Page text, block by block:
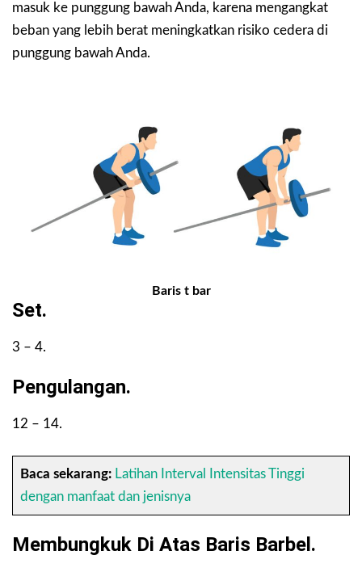
masuk ke punggung bawah Anda, karena mengangkat
beban yang lebih berat meningkatkan risiko cedera di
punggung bawah Anda.
Baris t bar
Set.
3 – 4.
Pengulangan.
12 – 14.
Baca sekarang: Latihan Interval Intensitas Tinggi
dengan manfaat dan jenisnya
Membungkuk Di Atas Baris Barbel.